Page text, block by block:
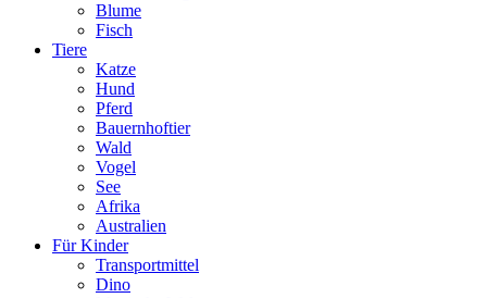
Blume
Fisch
Tiere
Katze
Hund
Pferd
Bauernhoftier
Wald
Vogel
See
Afrika
Australien
Für Kinder
Transportmittel
Dino